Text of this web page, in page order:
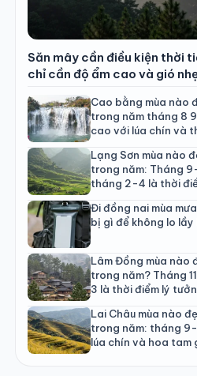
Săn mây cần điều kiện thời
chỉ cần độ ẩm cao và gió
Cao bằng mùa nào
trong năm tháng 8
cao với lúa chín và
Lạng Sơn mùa nào
trong năm: Tháng
tháng 2-4 là thời
Đi đồng nai mùa
bị gì để không lo lầy
Lâm Đồng mùa nào
trong năm? Tháng
3 là thời điểm lý
Lai Châu mùa nào
trong năm: tháng
lúa chín và hoa tam